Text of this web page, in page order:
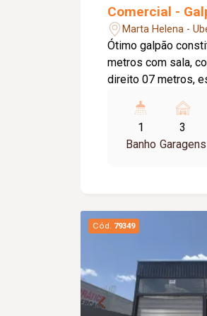
Comercial -
Marta Helena -
Ótimo galpão
metros com sala,
direito 07 metros,
1
Banho
3
Garagens
Cód. 79349